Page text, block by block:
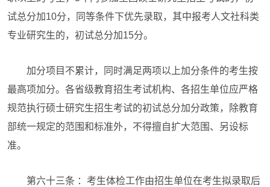
试总分加10分，同等条件下优先录取，其中报考人文社科类
专业研究生的，初试总分加15分。
加分项目不累计，同时满足两项以上加分条件的考生按
最高项加分。各省级教育招生考试机构、各招生单位应严格
规范执行硕士研究生招生考试的初试总分加分政策，除教育
部统一规定的范围和标准外，不得擅自扩大范围、另设标
准。
第六十三条 ：考生体检工作由招生单位在考生拟录取后